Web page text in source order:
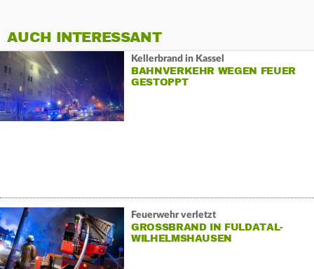
AUCH INTERESSANT
Kellerbrand in Kassel
BAHNVERKEHR WEGEN FEUER
GESTOPPT
Feuerwehr verletzt
GROSSBRAND IN FULDATAL-W
ILHELMSHAUSEN